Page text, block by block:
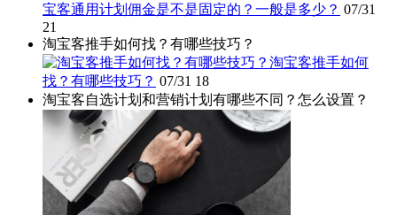
宝客通用计划佣金是不是固定的？一般是多少？ 07/31
21
淘宝客推手如何找？有哪些技巧？
淘宝客推手如何
找？有哪些技巧？ 07/31 18
淘宝客自选计划和营销计划有哪些不同？怎么设置？